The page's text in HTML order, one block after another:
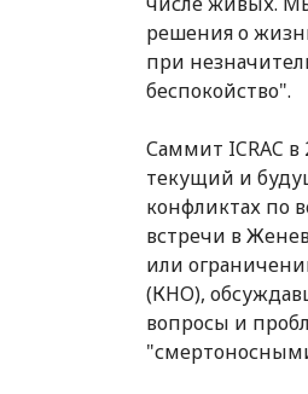
решения о
при
беспокойство".
Саммит ICRAC
текущий и
конфликтах по
встречи в
или
(КНО),
вопросы и